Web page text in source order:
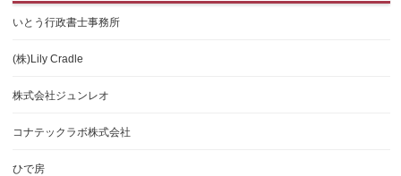
いとう行政書士事務所
(株)Lily Cradle
株式会社ジュンレオ
コナテックラボ株式会社
ひで房